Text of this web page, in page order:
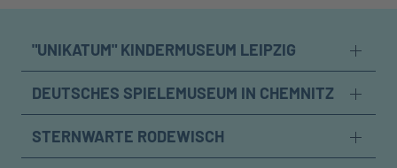
"UNIKATUM" KINDERMUSEUM LEIPZIG
DEUTSCHES SPIELEMUSEUM IN CHEMNITZ
STERNWARTE RODEWISCH